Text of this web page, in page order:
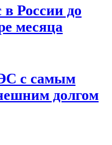
России до
месяца
с самым
долгом